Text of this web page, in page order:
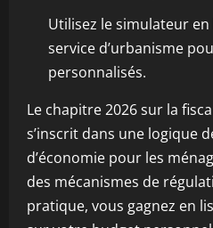
Utilisez le simulateur
service d’urbanisme
personnalisés.
Le chapitre 2026 sur la
s’inscrit dans une logique
d’économie pour les
des mécanismes de
pratique, vous gagnez en